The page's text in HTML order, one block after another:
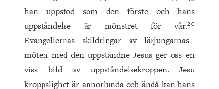
han uppstod som den förste och hans
uppståndelse är mönstret för vår.20
Evangeliernas skildringar av lärjungarnas
möten med den uppståndne Jesus ger oss en
viss bild av uppståndelsekroppen. Jesu
kroppslighet är annorlunda och ändå kan hans